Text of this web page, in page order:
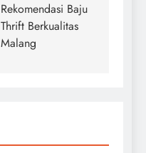
Rekomendasi Baju
Thrift Berkualitas
Malang